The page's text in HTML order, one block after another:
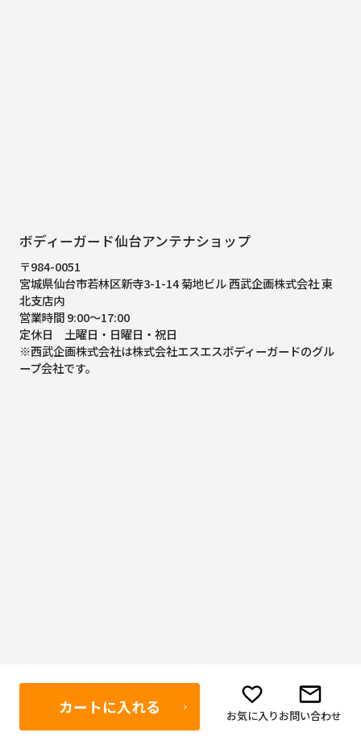
カートに入れる お気に入りお問い合わせ
ボディーガード仙台アンテナショップ
〒984-0051
宮城県仙台市若林区新寺3-1-14 菊地ビル 西武企画株式会社 東
北支店内
営業時間 9:00～17:00
定休日 土曜日・日曜日・祝日
※西武企画株式会社は株式会社エスエスボディーガードのグル
ープ会社です。
ご利用ガイド ボディーガード公式SNS